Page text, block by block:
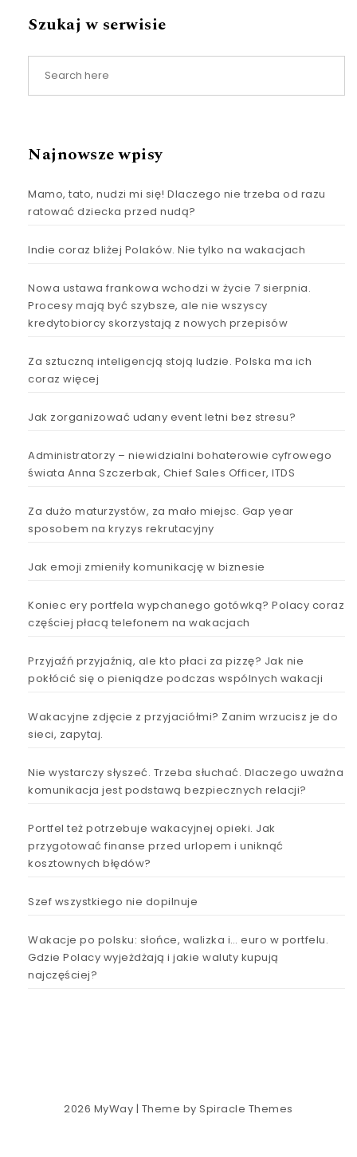
Szukaj w serwisie
Najnowsze wpisy
Mamo, tato, nudzi mi się! Dlaczego nie trzeba od razu
ratować dziecka przed nudą?
Indie coraz bliżej Polaków. Nie tylko na wakacjach
Nowa ustawa frankowa wchodzi w życie 7 sierpnia.
Procesy mają być szybsze, ale nie wszyscy
kredytobiorcy skorzystają z nowych przepisów
Za sztuczną inteligencją stoją ludzie. Polska ma ich
coraz więcej
Jak zorganizować udany event letni bez stresu?
Administratorzy – niewidzialni bohaterowie cyfrowego
świata Anna Szczerbak, Chief Sales Officer, ITDS
Za dużo maturzystów, za mało miejsc. Gap year
sposobem na kryzys rekrutacyjny
Jak emoji zmieniły komunikację w biznesie
Koniec ery portfela wypchanego gotówką? Polacy coraz
częściej płacą telefonem na wakacjach
Przyjaźń przyjaźnią, ale kto płaci za pizzę? Jak nie
pokłócić się o pieniądze podczas wspólnych wakacji
Wakacyjne zdjęcie z przyjaciółmi? Zanim wrzucisz je do
sieci, zapytaj.
Nie wystarczy słyszeć. Trzeba słuchać. Dlaczego uważna
komunikacja jest podstawą bezpiecznych relacji?
Portfel też potrzebuje wakacyjnej opieki. Jak
przygotować finanse przed urlopem i uniknąć
kosztownych błędów?
Szef wszystkiego nie dopilnuje
Wakacje po polsku: słońce, walizka i… euro w portfelu.
Gdzie Polacy wyjeżdżają i jakie waluty kupują
najczęściej?
2026 MyWay | Theme bySpiracle Themes